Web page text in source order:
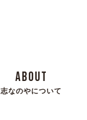
ABOUT
志なのやについて